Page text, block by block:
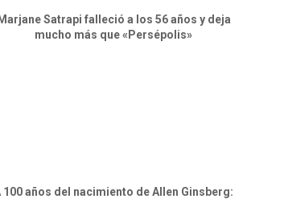
Marjane Satrapi falleció a los 56 años y deja
mucho más que «Persépolis»
100 años del nacimiento de Allen Ginsberg: